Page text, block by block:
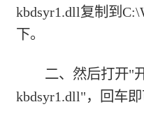
kbdsyr1.dll复制到
下。
二、然后打开"
kbdsyr1.dll"，回车